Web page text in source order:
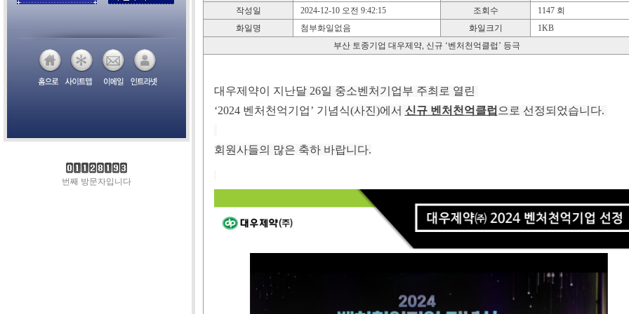
번째 방문자입니다
작성일 2024-12-10 오전 9:42:15 조회수
1147 회
화일명
첨부화일없음 화일크기
1KB
부산 토종기업 대우제약, 신규 ‘벤처천억클럽’ 등극
대우제약이 지난달 26일 중소벤처기업부 주최로 열린
‘2024 벤처천억기업’ 기념식(사진)에서 신규 벤처천억클럽 으로 선정되었습니다.
회원사들의 많은 축하 바랍니다.